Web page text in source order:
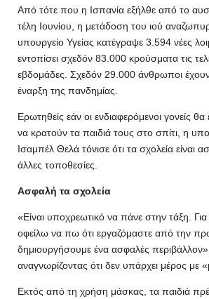
Από τότε που η Ισπανία εξήλθε από το
τέλη Ιουνίου, η μετάδοση του ιού
υπουργείο Υγείας κατέγραψε 3.594 νέες
εντοπίσει σχεδόν 83.000 κρούσματα τις
εβδομάδες. Σχεδόν 29.000 άνθρωποι
έναρξη της πανδημίας.
Ερωτηθείς εάν οι ενδιαφερόμενοι γονείς
να κρατούν τα παιδιά τους στο σπίτι, η
Ισαμπέλ Θελά τόνισε ότι τα σχολεία είναι
άλλες τοποθεσίες.
Ασφαλή τα σχολεία
«Είναι υποχρεωτικό να πάνε στην τάξη.
οφείλω να πω ότι εργαζόμαστε από την
δημιουργήσουμε ένα ασφαλές περιβάλλον»,
αναγνωρίζοντας ότι δεν υπάρχει μέρος με
Εκτός από τη χρήση μάσκας, τα παιδιά